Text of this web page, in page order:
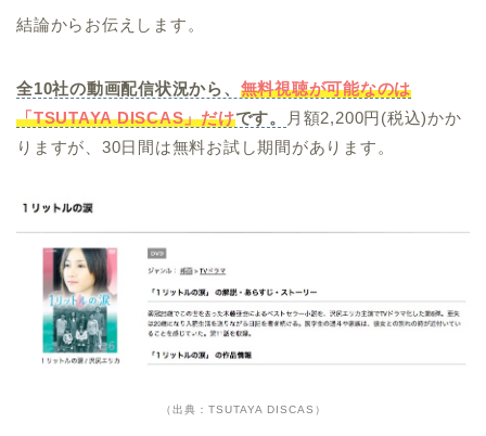
結論からお伝えします。
全10社の動画配信状況から、 無料視聴が可能なのは
「TSUTAYA DISCAS」だけです。
月額2,200円(税込)かか
りますが、30日間は無料お試し期間があります。
（出典：TSUTAYA DISCAS）